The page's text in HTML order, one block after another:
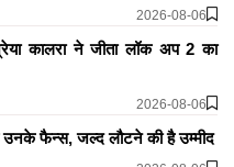
2026-08-06
कालरा ने जीता लॉक अप 2 का
2026-08-06
उनके फैन्स, जल्द लौटने की है उम्मीद